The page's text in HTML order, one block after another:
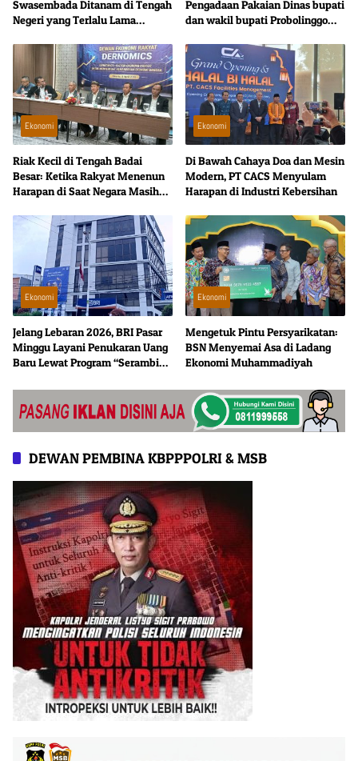
Swasembada Ditanam di Tengah
Negeri yang Terlalu Lama
Pengadaan Pakaian Dinas bupati
dan wakil bupati Probolinggo
Ekonomi
Riak Kecil di Tengah Badai
Besar: Ketika Rakyat Menenun
Harapan di Saat Negara Masih
Ekonomi
Di Bawah Cahaya Doa dan Mesin
Modern, PT CACS Menyulam
Harapan di Industri Kebersihan
Ekonomi
Jelang Lebaran 2026, BRI Pasar
Minggu Layani Penukaran Uang
Baru Lewat Program “Serambi
Ekonomi
Mengetuk Pintu Persyarikatan:
BSN Menyemai Asa di Ladang
Ekonomi Muhammadiyah
DEWAN PEMBINA KBPPPOLRI & MSB